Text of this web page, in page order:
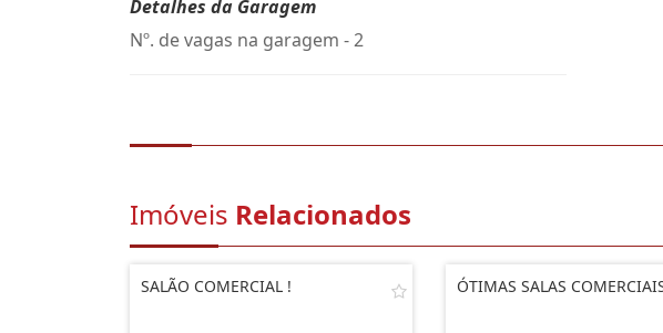
Detalhes da Garagem
Nº. de vagas na garagem - 2
Imóveis Relacionados
SALÃO COMERCIAL ! ÓTIMAS SALAS